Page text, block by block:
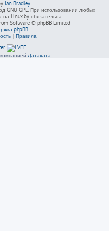
Ian Bradley
GNU GPL. При использовании любых
на Linux.by обязательна
Software © phpBB Limited
phpBB
| Правила
Датахата